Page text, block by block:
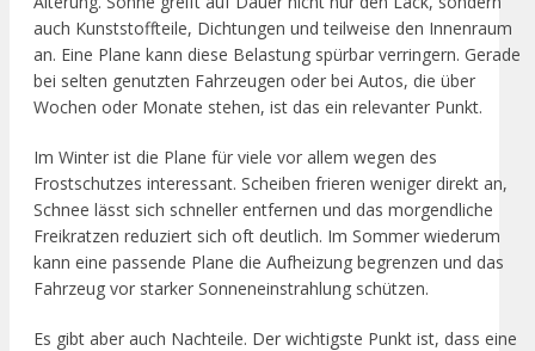
auch Kunststoffteile, Dichtungen und teilweise den Innenraum
an. Eine Plane kann diese Belastung spürbar verringern. Gerade
bei selten genutzten Fahrzeugen oder bei Autos, die über
Wochen oder Monate stehen, ist das ein relevanter Punkt.
Im Winter ist die Plane für viele vor allem wegen des
Frostschutzes interessant. Scheiben frieren weniger direkt an,
Schnee lässt sich schneller entfernen und das morgendliche
Freikratzen reduziert sich oft deutlich. Im Sommer wiederum
kann eine passende Plane die Aufheizung begrenzen und das
Fahrzeug vor starker Sonneneinstrahlung schützen.
Es gibt aber auch Nachteile. Der wichtigste Punkt ist, dass eine